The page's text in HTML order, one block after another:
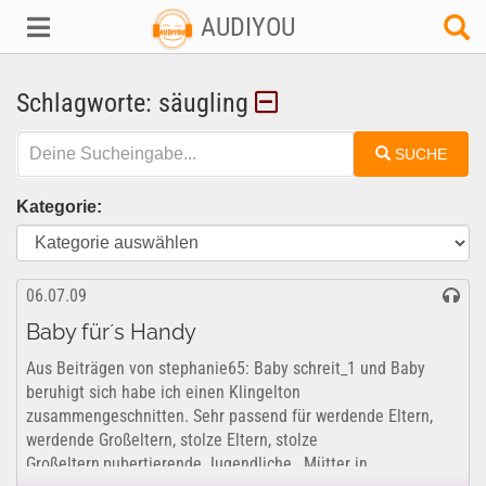
AUDIYOU
Schlagworte: säugling
SUCHE
Kategorie:
06.07.09
Baby für´s Handy
Aus Beiträgen von stephanie65: Baby schreit_1 und Baby
beruhigt sich habe ich einen Klingelton
zusammengeschnitten. Sehr passend für werdende Eltern,
werdende Großeltern, stolze Eltern, stolze
Großeltern,pubertierende Jugendliche , Mütter in...